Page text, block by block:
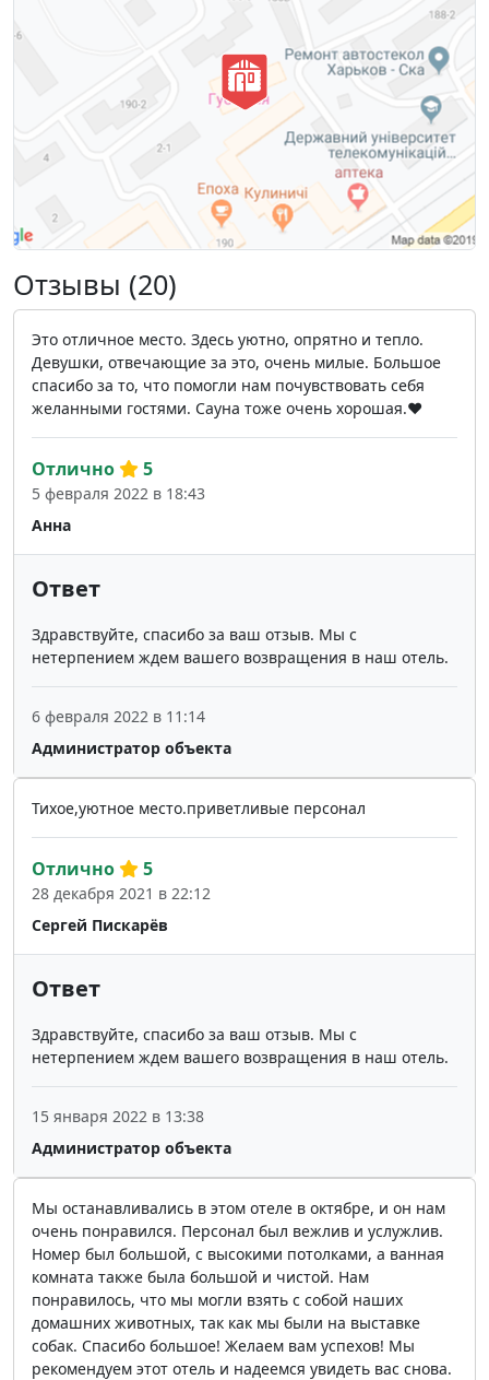
Отзывы (20)
Это отличное место. Здесь уютно, опрятно и тепло.
Девушки, отвечающие за это, очень милые. Большое
спасибо за то, что помогли нам почувствовать себя
желанными гостями. Сауна тоже очень хорошая.❤
Анна
Отлично 5
5 февраля 2022 в 18:43
Ответ
Здравствуйте, спасибо за ваш отзыв. Мы с
нетерпением ждем вашего возвращения в наш отель.
Администратор объекта
6 февраля 2022 в 11:14
Тихое,уютное место.приветливые персонал
Сергей Пискарёв
Отлично 5
28 декабря 2021 в 22:12
Ответ
Здравствуйте, спасибо за ваш отзыв. Мы с
нетерпением ждем вашего возвращения в наш отель.
Администратор объекта
15 января 2022 в 13:38
Мы останавливались в этом отеле в октябре, и он нам
очень понравился. Персонал был вежлив и услужлив.
Номер был большой, с высокими потолками, а ванная
комната также была большой и чистой. Нам
понравилось, что мы могли взять с собой наших
домашних животных, так как мы были на выставке
собак. Спасибо большое! Желаем вам успехов! Мы
рекомендуем этот отель и надеемся увидеть вас снова.